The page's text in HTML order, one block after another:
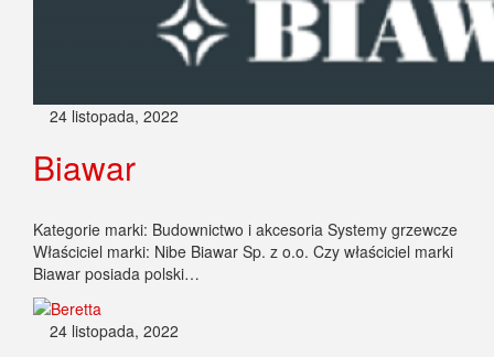
24 listopada, 2022
Biawar
Kategorie marki: Budownictwo i akcesoria Systemy grzewcze
Właściciel marki: Nibe Biawar Sp. z o.o. Czy właściciel marki
Biawar posiada polski…
24 listopada, 2022